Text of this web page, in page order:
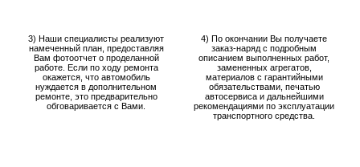
3) Наши специалисты реализуют
намеченный план, предоставляя
Вам фотоотчет о проделанной
работе. Если по ходу ремонта
окажется, что автомобиль
нуждается в дополнительном
ремонте, это предварительно
обговаривается с Вами.
4) По окончании Вы получаете
заказ-наряд с подробным
описанием выполненных работ,
замененных агрегатов,
материалов с гарантийными
обязательствами, печатью
автосервиса и дальнейшими
рекомендациями по эксплуатации
транспортного средства.